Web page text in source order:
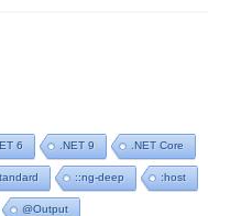
6 .NET 9 .NET Core
::ng-deep :host
@Output